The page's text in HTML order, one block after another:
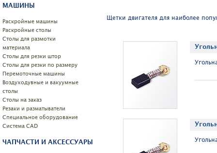
МАШИНЫ
Pаскройные машины
Раскройные столы
Столы для размотки
материала
Cтолы для резки штор
Столы для резки по размеру
Перемоточные машины
Воздуходувные и вакуумные
столы
Столы на заказ
Резаки и разматыватели
Специальное оборудование
Системa CAD
ЧАПЧАСТИ И АКСЕССУАРЫ
Щетки двигателя для наиболее